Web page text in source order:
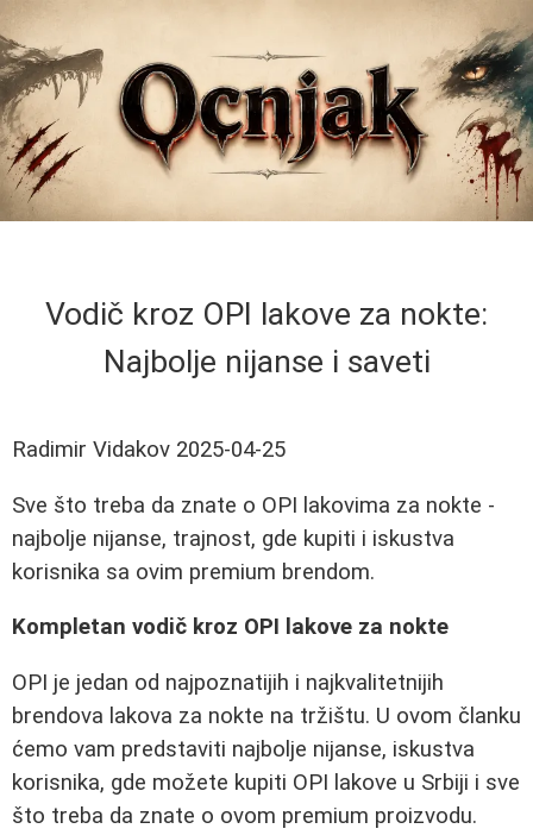
Vodič kroz OPI lakove za nokte:
Najbolje nijanse i saveti
Radimir Vidakov 2025-04-25
Sve što treba da znate o OPI lakovima za nokte -
najbolje nijanse, trajnost, gde kupiti i iskustva
korisnika sa ovim premium brendom.
Kompletan vodič kroz OPI lakove za nokte
OPI je jedan od najpoznatijih i najkvalitetnijih
brendova lakova za nokte na tržištu. U ovom članku
ćemo vam predstaviti najbolje nijanse, iskustva
korisnika, gde možete kupiti OPI lakove u Srbiji i sve
što treba da znate o ovom premium proizvodu.